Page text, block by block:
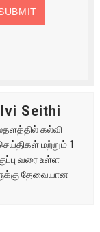
Seithi
கல்வி
மற்றும் 1
வரை உள்ள
தேவையான